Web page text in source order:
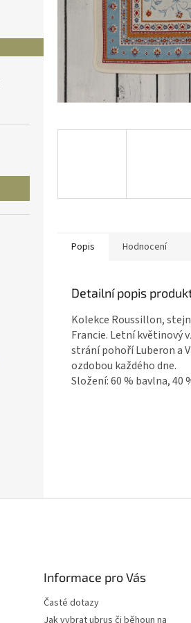
Popis Hodnocení
Detailní popis
Kolekce Roussillon,
Francie. Letní květinový
strání pohoří Luberon a
ozdobou každého dne.
Složení: 60 % bavlna, 40
Informace pro Vás
Časté dotazy
Jak vybrat ubrus či běhoun na